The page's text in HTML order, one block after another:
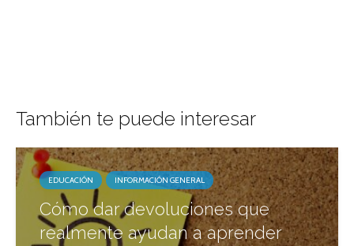
También te puede interesar
EDUCACIÓN INFORMACIÓN GENERAL
Cómo dar devoluciones que
realmente ayudan a aprender